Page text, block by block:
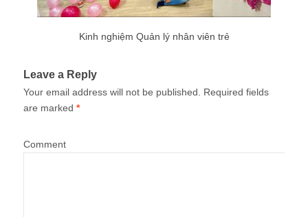
Kinh nghiệm Quản lý nhân viên trẻ
Leave a Reply
Your email address will not be published.
Required fields
are marked *
Comment